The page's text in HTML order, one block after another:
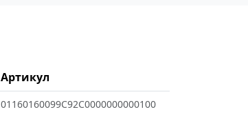
Артикул
01160160099C92C0000000000100